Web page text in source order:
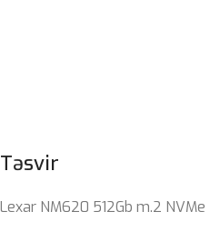
Təsvir
Lexar NM620 512Gb m.2 NVMe